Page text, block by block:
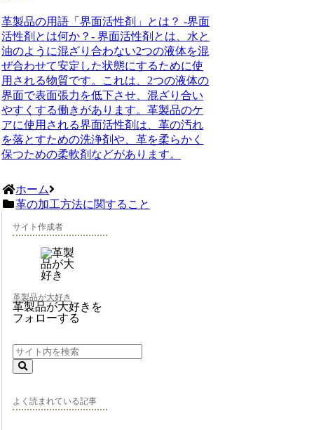
革製品の用語「界面活性剤」とは？ -界面
活性剤とは何か？- 界面活性剤とは、水と
油のように混ざり合わない2つの液体を混
ぜ合わせて安定した状態にするために使
用される物質です。これは、2つの液体の
界面で表面張力を低下させ、混ざり合い
やすくする働きがあります。革製品のケ
アに使用される界面活性剤は、革の汚れ
を落とすための洗浄剤や、革を柔らかく
保つための柔軟剤などがあります。
ホーム
革の加工方法に関すること
サイト作成者
革製品が大好き
革製品が大好きを
フォローする
よく読まれている記事